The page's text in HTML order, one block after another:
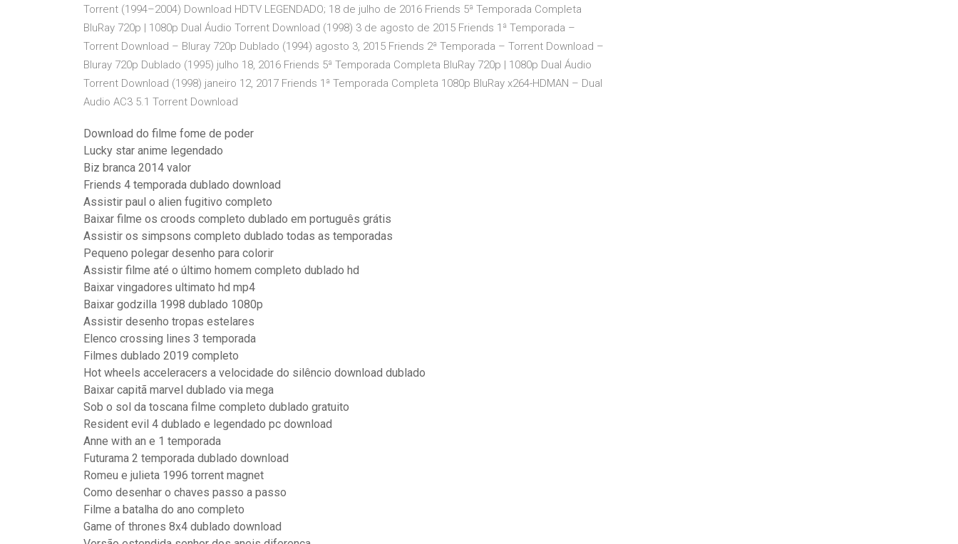
Torrent (1994–2004) Download HDTV LEGENDADO; 18 de julho de 2016 Friends 5ª Temporada Completa
BluRay 720p | 1080p Dual Áudio Torrent Download (1998) 3 de agosto de 2015 Friends 1ª Temporada –
Torrent Download – Bluray 720p Dublado (1994) agosto 3, 2015 Friends 2ª Temporada – Torrent Download –
Bluray 720p Dublado (1995) julho 18, 2016 Friends 5ª Temporada Completa BluRay 720p | 1080p Dual Áudio
Torrent Download (1998) janeiro 12, 2017 Friends 1ª Temporada Completa 1080p BluRay x264-HDMAN – Dual
Audio AC3 5.1 Torrent Download
Download do filme fome de poder
Lucky star anime legendado
Biz branca 2014 valor
Friends 4 temporada dublado download
Assistir paul o alien fugitivo completo
Baixar filme os croods completo dublado em português grátis
Assistir os simpsons completo dublado todas as temporadas
Pequeno polegar desenho para colorir
Assistir filme até o último homem completo dublado hd
Baixar vingadores ultimato hd mp4
Baixar godzilla 1998 dublado 1080p
Assistir desenho tropas estelares
Elenco crossing lines 3 temporada
Filmes dublado 2019 completo
Hot wheels acceleracers a velocidade do silêncio download dublado
Baixar capitã marvel dublado via mega
Sob o sol da toscana filme completo dublado gratuito
Resident evil 4 dublado e legendado pc download
Anne with an e 1 temporada
Futurama 2 temporada dublado download
Romeu e julieta 1996 torrent magnet
Como desenhar o chaves passo a passo
Filme a batalha do ano completo
Game of thrones 8x4 dublado download